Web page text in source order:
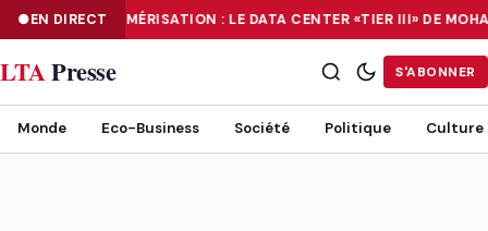
EN DIRECTNUMÉRISATION : LE DATA CENTER «TIER III» DE
NUMÉRISATION : LE DATA CENTER «TIER III» DE MOHAMMADIA, UN
LTAPresse S'ABONNER
Monde Eco-Business Société Politique Culture